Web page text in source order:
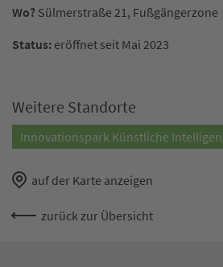
Weitere Standorte
Innovationspark Künstliche
auf der Karte anzeigen
zurück zur Übersicht
Wo? Sülmerstraße 21, Fußgängerzone
Status: eröffnet seit Mai 2023